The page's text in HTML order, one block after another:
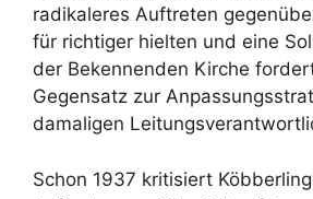
radikaleres Auftreten
für richtiger hielten und eine
der Bekennenden Kirche
Gegensatz zur
damaligen
Schon 1937 kritisiert